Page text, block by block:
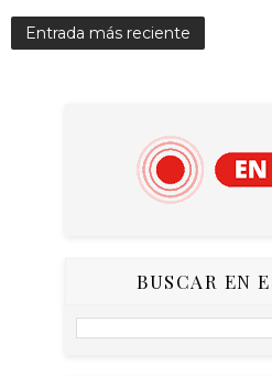
Entrada más reciente
BUSCAR EN